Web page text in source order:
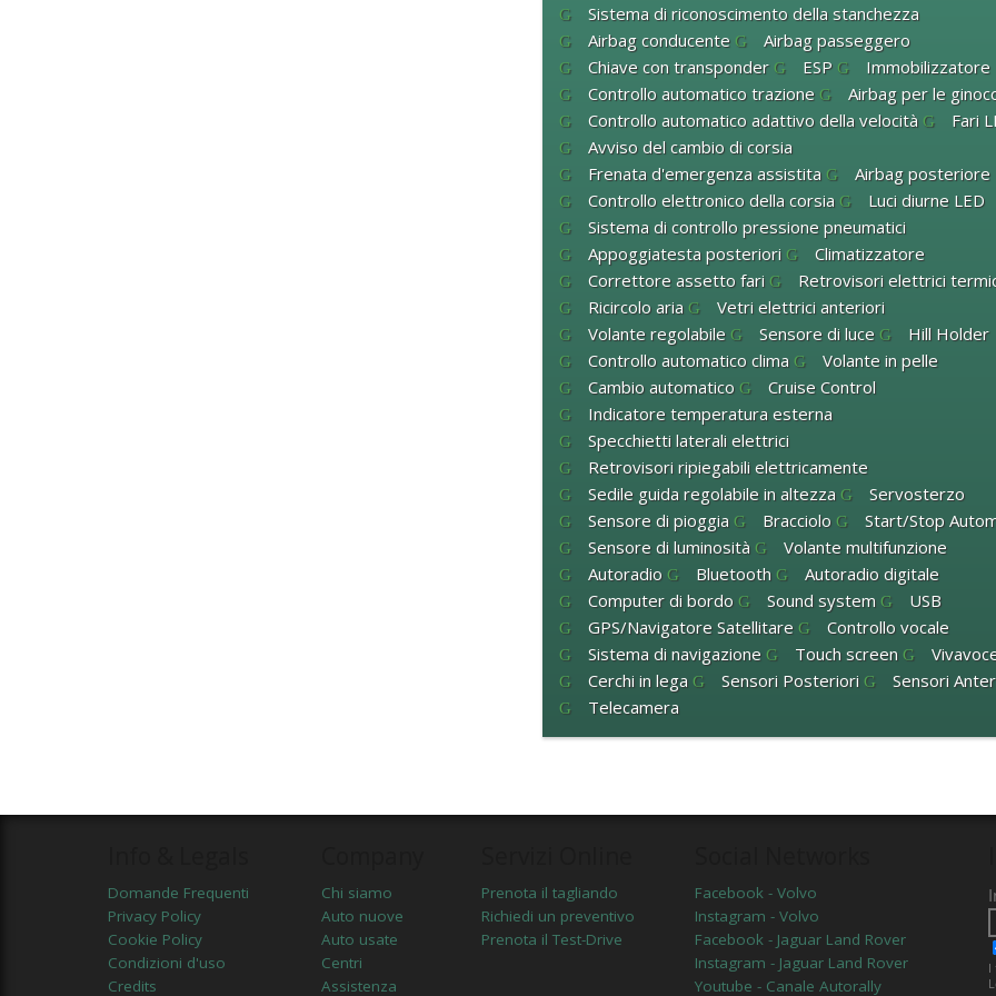
Sistema di riconoscimento della stanchezza
Airbag conducente
Airbag passeggero
Chiave con transponder
ESP
Immobilizzatore
Controllo automatico trazione
Airbag per le
Controllo automatico adattivo della velocità
Fari
Avviso del cambio di corsia
Frenata d'emergenza assistita
Airbag posteriore
Controllo elettronico della corsia
Luci diurne LED
Sistema di controllo pressione pneumatici
Appoggiatesta posteriori
Climatizzatore
Correttore assetto fari
Retrovisori elettrici
Ricircolo aria
Vetri elettrici anteriori
Volante regolabile
Sensore di luce
Hill Holder
Controllo automatico clima
Volante in pelle
Cambio automatico
Cruise Control
Indicatore temperatura esterna
Specchietti laterali elettrici
Retrovisori ripiegabili elettricamente
Sedile guida regolabile in altezza
Servosterzo
Sensore di pioggia
Bracciolo
Start/Stop
Sensore di luminosità
Volante multifunzione
Autoradio
Bluetooth
Autoradio digitale
Computer di bordo
Sound system
USB
GPS/Navigatore Satellitare
Controllo vocale
Sistema di navigazione
Touch screen
Cerchi in lega
Sensori Posteriori
Sensori
Telecamera
Domande Frequenti
Privacy Policy
Cookie Policy
Condizioni d'uso
Credits
Chi siamo
Auto nuove
Auto usate
Centri
Assistenza
Prenota il tagliando
Richiedi un preventivo
Prenota il Test-Drive
Facebook - Volvo
Instagram - Volvo
Facebook - Jaguar Land Rover
Instagram - Jaguar Land Rover
Youtube - Canale Autorally